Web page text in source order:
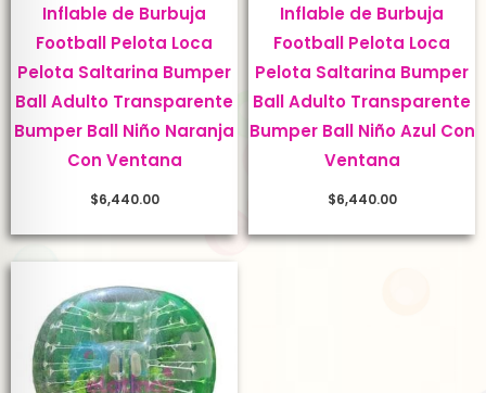
Inflable de Burbuja
Football Pelota Loca
Pelota Saltarina Bumper
Ball Adulto Transparente
Bumper Ball Niño Naranja
Con Ventana
$6,440.00
Inflable de Burbuja
Football Pelota Loca
Pelota Saltarina Bumper
Ball Adulto Transparente
Bumper Ball Niño Azul Con
Ventana
$6,440.00